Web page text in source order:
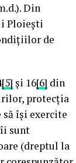
Din
Ploiești
de
[5] și 16[6] din
protecția
își exercite
sunt
(dreptul la